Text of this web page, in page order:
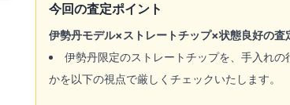
今回の査定ポイント
伊勢丹モデル×ストレートチップ×状態良好の査
伊勢丹限定のストレートチップを、手入れ
かを以下の視点で厳しくチェックいたします。